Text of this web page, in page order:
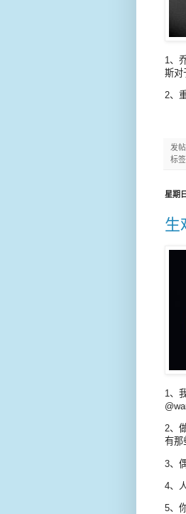
1、
斯对
2、
发
标签
星期
生
1、
2、
有那
3、
4、
5、